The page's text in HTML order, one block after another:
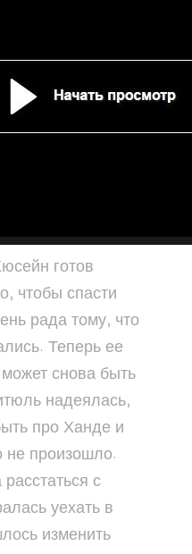
готов
чтобы спасти
рада тому, что
Теперь ее
снова быть
надеялась,
про Ханде и
не произошло.
с
уехать в
изменить